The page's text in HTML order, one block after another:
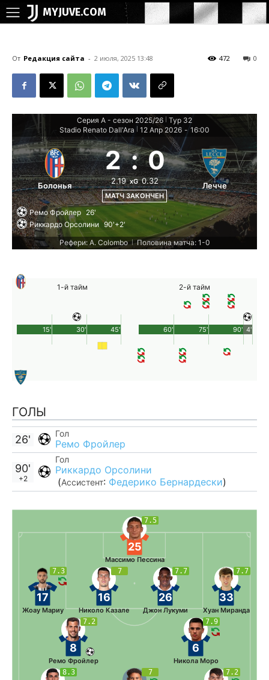
MYJUVE.COM
От Редакция сайта - 2 июля, 2025 13:48 0
472
Серия А - сезон 2025/26 Тур 32
Stadio Renato Dall'Ara
12 Апр 2026 - 16:00
Болонья
2 : 0
2.19 xG 0.32
МАТЧ ЗАКОНЧЕН
Лечче
Ремо Фройлер 26'
Риккардо Орсолини 90'+2'
Рефери: A. Colombo | Половина матча: 1-0
1-й тайм
45'
15' 30'
2-й тайм
90'
60' 75' 4'
ГОЛЫ
Гол
Ремо Фройлер
26'
Гол
Риккардо Орсолини
(Ассистент: Федерико Бернардески)
90'
+2
7.5
25
Массимо Пессина
7.7
33
Хуан Миранда
7.7
26
Джон Лукуми
7
16
Николо Казале
7.3
17
Жоау Мариу
7.9
6
Никола Моро
7.2
8
Ремо Фройлер
7.2
7
8.3